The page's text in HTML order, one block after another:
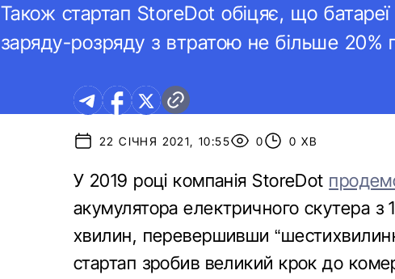
Також стартап StoreDot обіцяє, що
заряду-розряду з втратою не більше 20%
22 СІЧНЯ 2021, 10:55 0 0 ХВ
У 2019 році компанія StoreDot
акумулятора електричного скутера з
хвилин, перевершивши
стартап зробив великий крок до